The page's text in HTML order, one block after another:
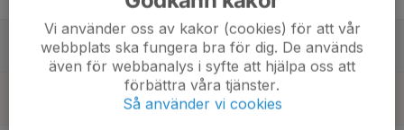
14:35
17:55
VASALUND FEBRUARI CUPEN 2024
Kungsängen Hallen
Vi använder oss av kakor (cookies) för att vår
webbplats ska fungera bra för dig. De används
även för webbanalys i syfte att hjälpa oss att
förbättra våra tjänster.
Så använder vi cookies